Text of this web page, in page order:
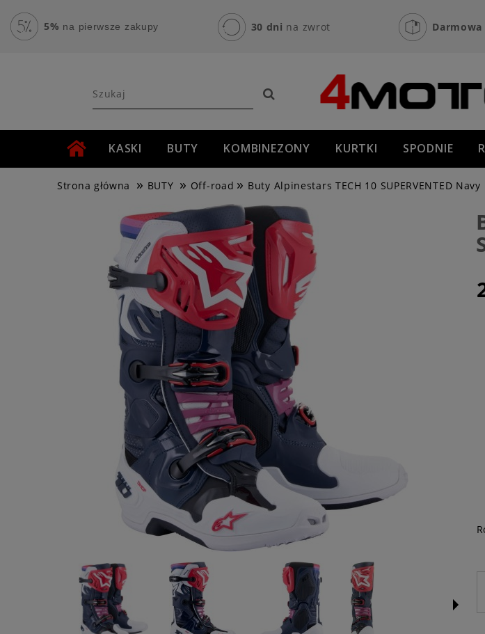
5% na pierwsze zakupy 30 dni na zwrot Darmowa
KASKI BUTY KOMBINEZONY KURTKI SPODNIE
AKCESORIA MOTOCYKLOWE ROWER OFF-ROAD NOWOŚCI
Strona główna » BUTY » Off-road » Buty Alpinestars TECH 10 SUPERVENTED Navy